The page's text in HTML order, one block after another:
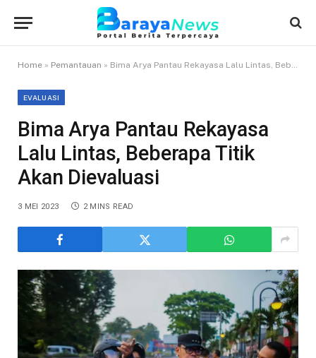
Home » Pemantauan » Bima Arya Pantau Rekayasa Lalu Lintas, Beberapa Titik Akan Dievaluasi
EVALUASI
Bima Arya Pantau Rekayasa
Lalu Lintas, Beberapa Titik
Akan Dievaluasi
3 MEI 2023 2 MINS READ